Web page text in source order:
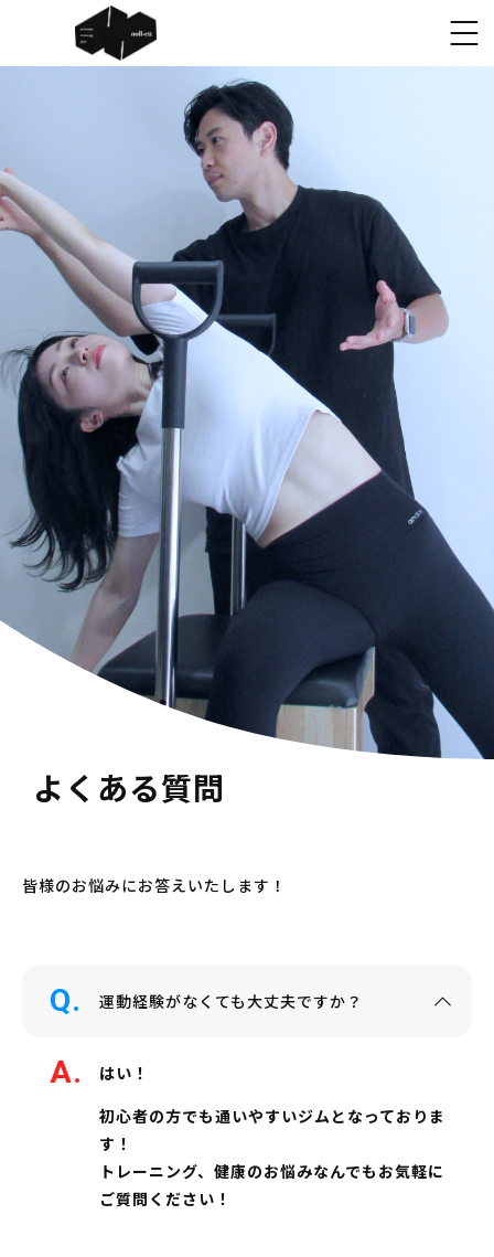
よくある質問
皆様のお悩みにお答えいたします！
運動経験がなくても大丈夫ですか？
はい！
初心者の方でも通いやすいジムとなっておりま
す！
トレーニング、健康のお悩みなんでもお気軽に
ご質問ください！